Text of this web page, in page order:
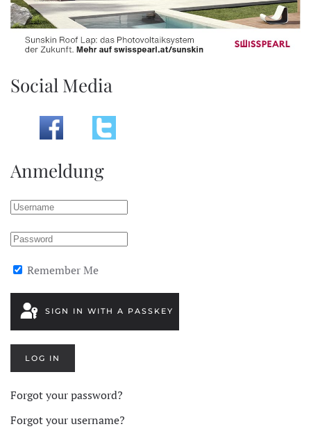
Social Media
Anmeldung
Remember Me
SIGN IN WITH A PASSKEY
LOG IN
Forgot your password?
Forgot your username?